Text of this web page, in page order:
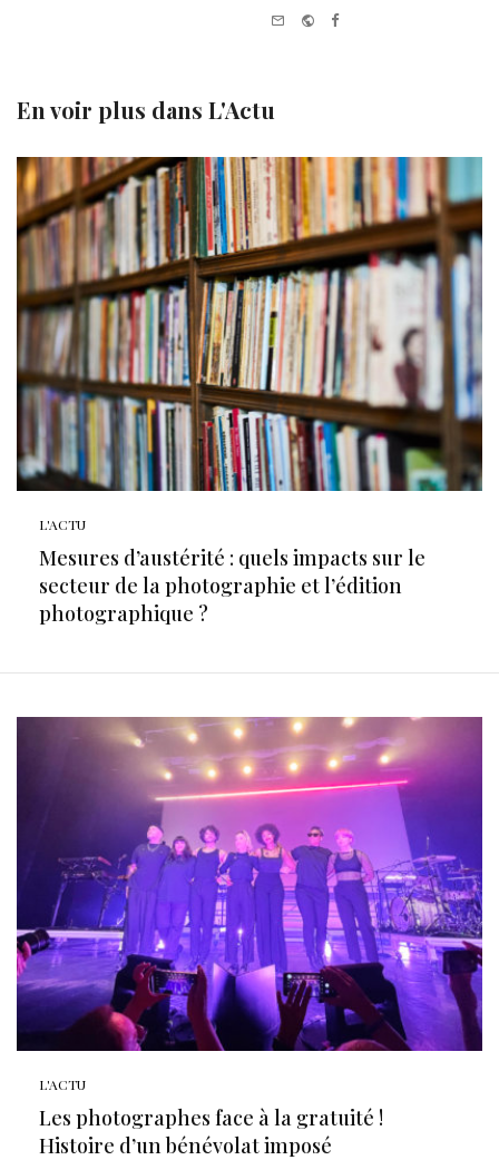
Website
Facebook
En voir plus dans L'Actu
L'ACTU
Mesures d’austérité : quels impacts sur le
secteur de la photographie et l’édition
photographique ?
L'ACTU
Les photographes face à la gratuité !
Histoire d’un bénévolat imposé